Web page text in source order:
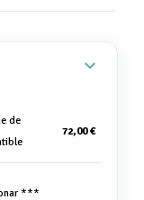
expand_more
de
72,00 €
***